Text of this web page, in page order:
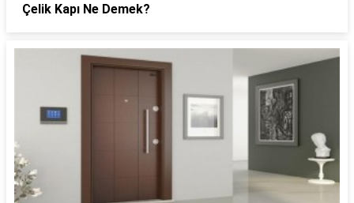
Çelik Kapı Ne Demek?